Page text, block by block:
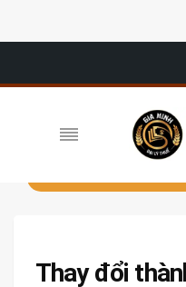
Thay đổi